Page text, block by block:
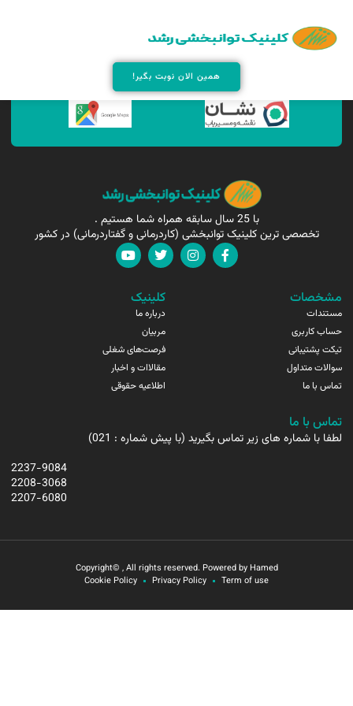
همین الان نوبت بگیر!
همین الان مارا پیدا کنید !
با 25 سال سابقه همراه شما هستیم .
تخصصی ترین کلینیک توانبخشی (کاردرمانی و گفتاردرمانی) در کشور
مشخصات
مستندات
حساب کاربری
تیکت پشتیبانی
سوالات متداول
تماس با ما
کلینیک
درباره ما
مربیان
فرصت‌های شغلی
مقالاات و اخبار
اطلاعیه حقوقی
تماس با ما
لطفا با شماره های زیر تماس بگیرید (با پیش شماره : 021)
2237-9084
2208-3068
2207-6080
Copyright© , All rights reserved. Powered by Hamed
Term of use
Privacy Policy
Cookie Policy